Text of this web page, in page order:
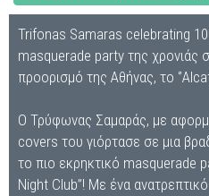
Trifonas Samaras celebrating
masquerade party της χρονιάς
προορισμό της Αθήνας, το
Ο Τρύφωνας Σαμαράς, με
covers του γιόρτασε σε μια
το πιο εκρηκτικό masquerade
Night Club’’! Με ένα